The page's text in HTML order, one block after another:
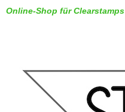
Online-Shop für Clearstamps